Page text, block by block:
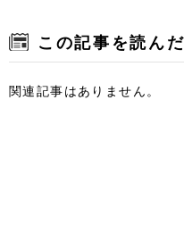
この記事を読ん
関連記事はありません。